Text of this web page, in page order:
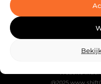
@2025